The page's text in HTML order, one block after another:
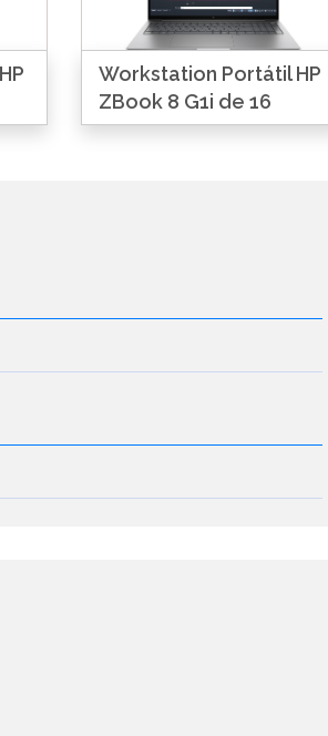
Workstation Portátil HP
ZBook 8 G1i de 16